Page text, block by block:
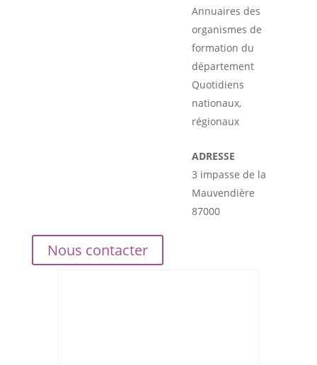
Annuaires des
organismes de
formation du
département
Quotidiens
nationaux,
régionaux
ADRESSE
3 impasse de la
Mauvendière
87000
Nous contacter